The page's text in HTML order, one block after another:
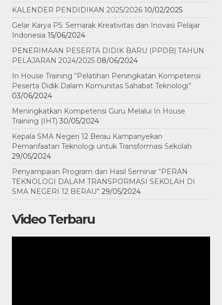
KALENDER PENDIDIKAN 2025/2026 10/02/2025
Gelar Karya P5: Semarak Kreativitas dan Inovasi Pelajar
Indonesia 15/06/2024
PENERIMAAN PESERTA DIDIK BARU (PPDB) TAHUN
PELAJARAN 2024/2025 08/06/2024
In House Training “Pelatihan Peningkatan Kompetensi
Peserta Didik Dalam Komunitas Sahabat Teknologi”
03/06/2024
Meningkatkan Kompetensi Guru Melalui In House
Training (IHT) 30/05/2024
Kepala SMA Negeri 12 Berau Kampanyekan
Pemanfaatan Teknologi untuk Transformasi Sekolah
29/05/2024
Penyampaian Program dan Hasil Seminar “PERAN
TEKNOLOGI DALAM TRANSPORMASI SEKOLAH DI
SMA NEGERI 12 BERAU” 29/05/2024
Video Terbaru